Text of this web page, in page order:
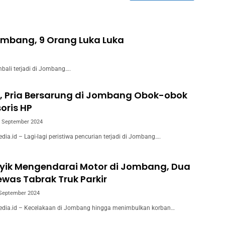
9 Orang Luka Luka
terjadi di Jombang….
Pria Bersarung di Jombang Obok-obok
HP
September 2024
– Lagi-lagi peristiwa pencurian terjadi di Jombang….
Mengendarai Motor di Jombang, Dua
Tabrak Truk Parkir
2024
– Kecelakaan di Jombang hingga menimbulkan korban…